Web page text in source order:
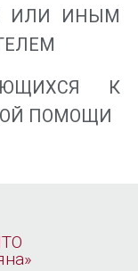
ИЛИ ИНЫМ
К
ПОМОЩИ